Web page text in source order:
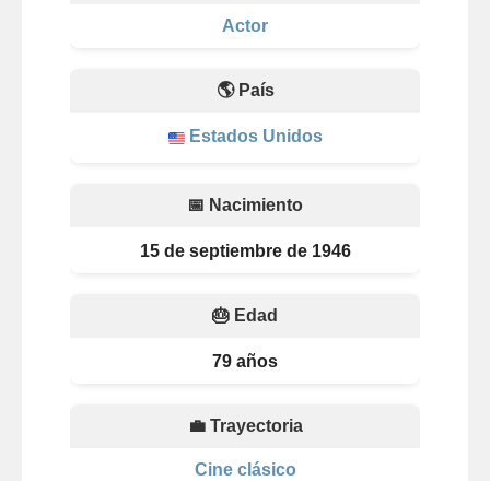
Actor
🌎 País
Estados Unidos
📅 Nacimiento
15 de septiembre de 1946
🎂 Edad
79 años
💼 Trayectoria
Cine clásico